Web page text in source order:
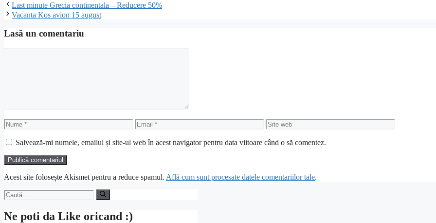
Last minute Grecia continentala – Reducere 50%
Vacanta Kos avion 15 august
Lasă un comentariu
Nume Email
Site
web
Salvează-mi numele, emailul și site-ul web în acest navigator pentru data viitoare când o să comentez.
Acest site folosește Akismet pentru a reduce spamul. Află cum sunt procesate datele comentariilor tale.
Caută
după:
Ne poti da Like oricand :)